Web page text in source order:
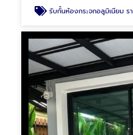
รับกั้นห้องกระจกอลูมิเนียม รามอินทรา